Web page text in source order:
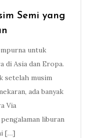
Semi yang
untuk
di Asia dan Eropa.
setelah musim
ada banyak
Via
liburan
[…]